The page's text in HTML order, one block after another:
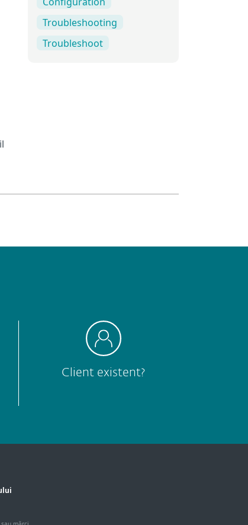
Troubleshooting
Troubleshoot
Client existent?